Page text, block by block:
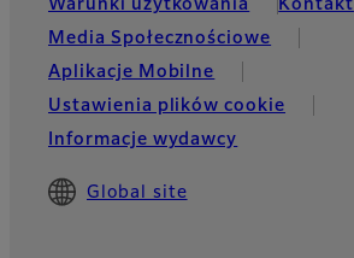
Warunki użytkowania
Kontakt
Media Społecznościowe
Aplikacje Mobilne
Ustawienia plików cookie
Informacje wydawcy
Global site